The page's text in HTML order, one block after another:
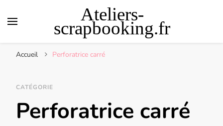
Ateliers-
scrapbooking.fr
Accueil Perforatrice carré
CATÉGORIE
Perforatrice carré